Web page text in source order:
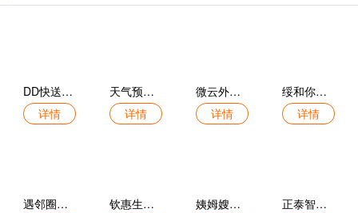
DD快送官方版
详情
天气预报本地推手机版
详情
微云外卖官方版
详情
绥和你最新版
详情
遇邻圈手机版
钦惠生活最新版
姨姆嫂手机版
正泰智家最新版